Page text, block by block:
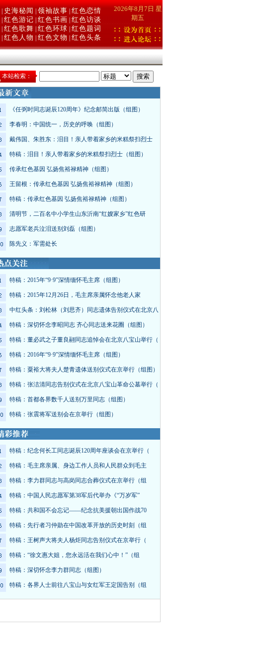
史海秘闻 领袖故事 红色恋情
红色游记 红色书画
红色访谈
红色歌舞 红色环球 红色题词
红色人物 红色文物 红色头条
2026年8月7日 星
期五
本站检索：
《任弼时同志诞辰120周年》纪念邮简出版（组图）
李春明：中国统一，历史的呼唤（组图）
戴伟国、朱胜东：泪目！亲人带着家乡的米糕祭扫烈士
特稿：泪目！亲人带着家乡的米糕祭扫烈士（组图）
传承红色基因 弘扬焦裕禄精神（组图）
王留根：传承红色基因 弘扬焦裕禄精神（组图）
特稿：传承红色基因 弘扬焦裕禄精神（组图）
清明节，二百名中小学生山东沂南“红嫂家乡”红色研
志愿军老兵泣泪送别刘磊（组图）
陈先义：军需处长
特稿：2015年“9·9”深情缅怀毛主席（组图）
特稿：2015年12月26日，毛主席亲属怀念他老人家
中红头条：刘松林（刘思齐）同志遗体告别仪式在北京八
特稿：深切怀念李昭同志 齐心同志送来花圈（组图）
特稿：董必武之子董良翮同志追悼会在北京八宝山举行（
特稿：2016年“9·9”深情缅怀毛主席（组图）
特稿：粟裕大将夫人楚青遗体送别仪式在京举行（组图）
特稿：张洁清同志告别仪式在北京八宝山革命公墓举行（
特稿：首都各界数千人送别万里同志（组图）
特稿：张震将军送别会在京举行（组图）
特稿：纪念何长工同志诞辰120周年座谈会在京举行（
特稿：毛主席亲属、身边工作人员和人民群众到毛主
特稿：李力群同志与高岗同志合葬仪式在京举行（组
特稿：中国人民志愿军第38军后代举办《“万岁军”
特稿：共和国不会忘记——纪念抗美援朝出国作战70
特稿：先行者习仲勋在中国改革开放的历史时刻（组
特稿：王树声大将夫人杨炬同志告别仪式在京举行（
特稿：“徐文惠大姐，您永远活在我们心中！”（组
特稿：深切怀念李力群同志（组图）
特稿：各界人士前往八宝山与女红军王定国告别（组